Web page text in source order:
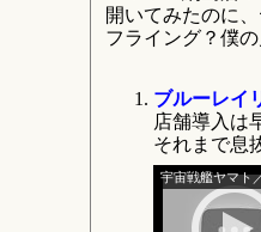
開いてみたのに
フライング？僕
ブルーレイ
店舗導入は
それまで息